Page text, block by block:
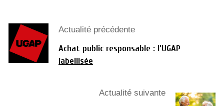
Actualité précédente
Achat public responsable : l’UGAP
labellisée
Actualité suivante